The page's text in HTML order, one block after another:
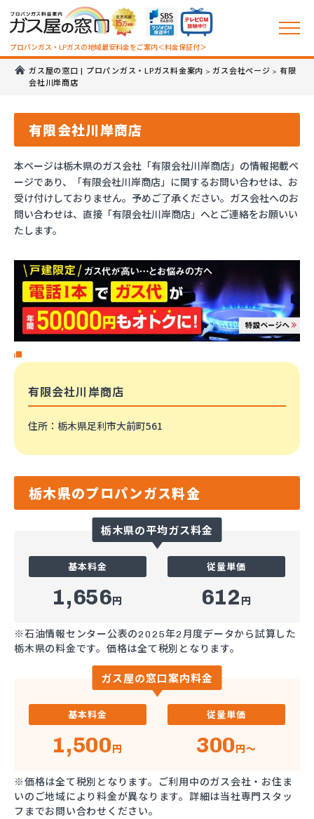
プロパンガス・LPガスの地域最安料金をご案内＜料金保証付＞
ガス屋の窓口 | プロパンガス・LPガス料金案内 >ガス会社ページ > 有限
会社川岸商店
有限会社川岸商店
本ページは栃木県のガス会社「有限会社川岸商店」の情報掲載ペ
ージであり、「有限会社川岸商店」に関するお問い合わせは、お
受け付けしておりません。予めご了承ください。ガス会社へのお
問い合わせは、直接「有限会社川岸商店」へとご連絡をお願いい
たします。
有限会社川岸商店
住所 ：栃木県足利市大前町561
栃木県のプロパンガス料金
栃木県の平均ガス料金
基本料金
1,656円
従量単価
612 円
※石油情報センター公表の2025年2月度データから試算した
栃木県の料金です。価格は全て税別となります。
ガス屋の窓口案内料金
基本料金
1,500円
従量単価
300円～
※価格は全て税別となります。ご利用中のガス会社・お住ま
いのご地域により料金が異なります。詳細は当社専門スタッ
フまでお問い合わせください。